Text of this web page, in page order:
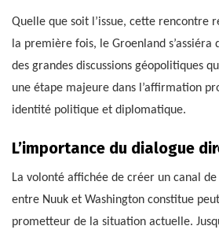
Quelle que soit l’issue, cette rencontre
la première fois, le Groenland
des grandes discussions géopolitiques
une étape majeure dans l’affirmation
identité politique et diplomatique.
L’importance du dialogue
La volonté affichée de créer un canal
entre Nuuk et Washington constitue
prometteur de la situation actuelle.